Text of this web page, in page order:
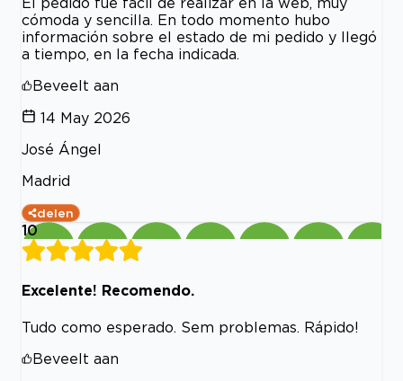
cómoda y sencilla. En todo momento hubo
información sobre el estado de mi pedido y llegó
a tiempo, en la fecha indicada.
Beveelt aan
14 May 2026
José Ángel
Madrid
delen
10
Excelente! Recomendo.
Tudo como esperado. Sem problemas. Rápido!
Beveelt aan